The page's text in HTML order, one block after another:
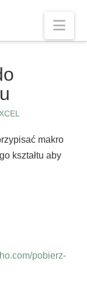
makro
kształtu aby
pobierz-